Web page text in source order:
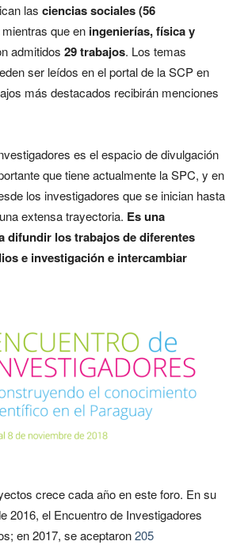
las ciencias sociales (56
mientras que en ingenierías, física y
admitidos 29 trabajos. Los temas
ser leídos en el portal de la SCP en
más destacados recibirán menciones
es el espacio de divulgación
que tiene actualmente la SPC, y en
los investigadores que se inician hasta
extensa trayectoria. Es una
difundir los trabajos de diferentes
e investigación e intercambiar
crece cada año en este foro. En su
2016, el Encuentro de Investigadores
en 2017, se aceptaron205